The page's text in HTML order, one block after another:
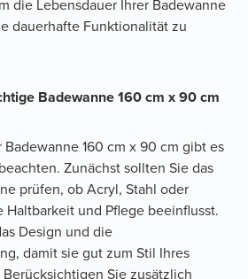
die Lebensdauer Ihrer Badewanne
dauerhafte Funktionalität zu
Badewanne 160 cm x 90 cm
160 cm x 90 cm gibt es
Zunächst sollten Sie das
prüfen, ob Acryl, Stahl oder
Haltbarkeit und Pflege beeinflusst.
Design und die
damit sie gut zum Stil Ihres
Sie zusätzlich